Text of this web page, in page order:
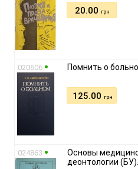
20.00 грн
020606 Помнить о
125.00 грн
024863
Основы
деонтологии